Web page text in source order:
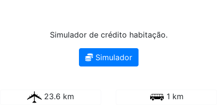
Simulador de crédito habitação.
Simulador
23.6 km 1 km